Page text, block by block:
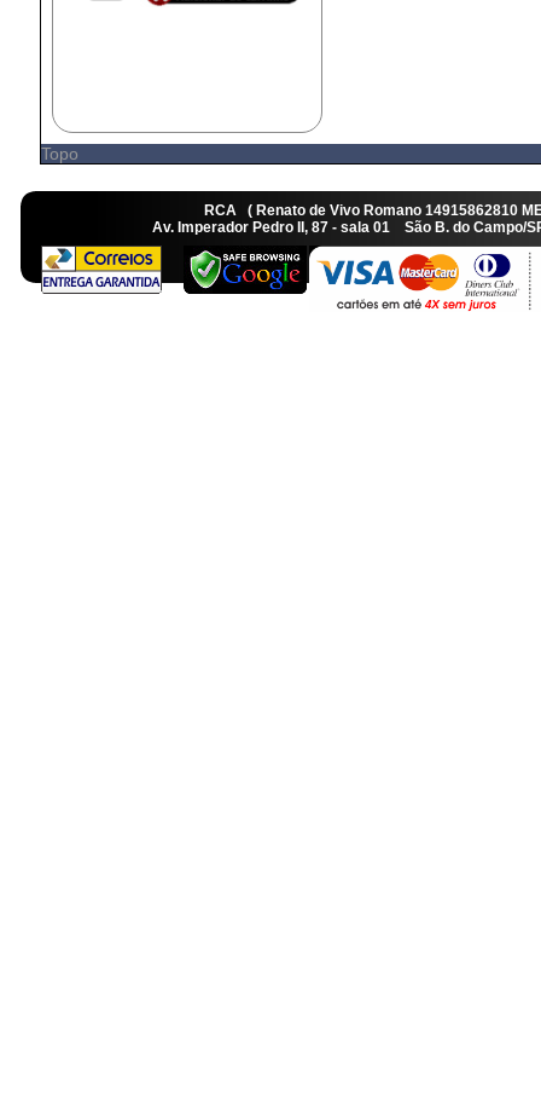
Topo
RCA ( Renato de Vivo Romano
Av. Imperador Pedro II, 87 - sala 01 São B. do